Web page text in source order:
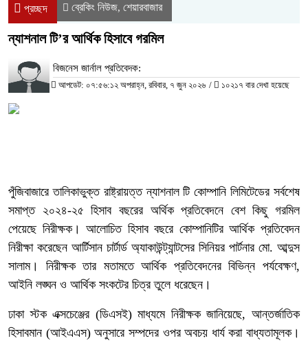
প্রচ্ছদ ব্রেকিং নিউজ, শেয়ারবাজার
ন্যাশনাল টি’র আর্থিক হিসাবে গরমিল
বিজনেস জার্নাল প্রতিবেদক:
আপডেট: ০৭:৫৬:১২ অপরাহ্ন, রবিবার, ৭ জুন ২০২৬ / ১০২১৭ বার দেখা হয়েছে
পুঁজিবাজারে তালিকাভুক্ত রাষ্ট্রায়ত্ত ন্যাশনাল টি কোম্পানি লিমিটেডের সর্বশেষ
সমাপ্ত ২০২৪-২৫ হিসাব বছরের অর্থিক প্রতিবেদনে বেশ কিছু গরমিল
পেয়েছে নিরীক্ষক। আলোচিত হিসাব বছরে কোম্পানিটির আর্থিক প্রতিবেদন
নিরীক্ষা করেছেন আর্টিসান চার্টার্ড অ্যাকাউন্ট্যান্টসের সিনিয়র পার্টনার মো. আব্দুস
সালাম। নিরীক্ষক তার মতামতে আর্থিক প্রতিবেদনের বিভিন্ন পর্যবেক্ষণ,
আইনি লঙ্ঘন ও আর্থিক সংকটের চিত্র তুলে ধরেছেন।
ঢাকা স্টক এক্সচেঞ্জের (ডিএসই) মাধ্যমে নিরীক্ষক জানিয়েছে, আন্তর্জাতিক
হিসাবমান (আইএএস) অনুসারে সম্পদের ওপর অবচয় ধার্য করা বাধ্যতামূলক।